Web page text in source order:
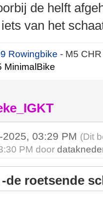
de helft
van het
Rowingbike- M5
MinimalBike
2025, 03:29 PM (Dit
PM door
de roetsende